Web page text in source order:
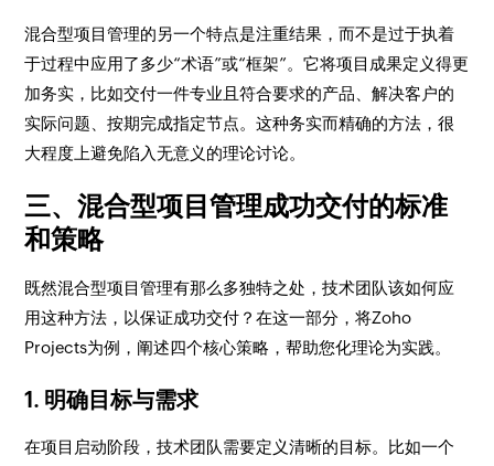
混合型项目管理的另一个特点是注重结果，而不是过于执着
于过程中应用了多少“术语”或“框架”。它将项目成果定义得更
加务实，比如交付一件专业且符合要求的产品、解决客户的
实际问题、按期完成指定节点。这种务实而精确的方法，很
大程度上避免陷入无意义的理论讨论。
三、混合型项目管理成功交付的标准
和策略
既然混合型项目管理有那么多独特之处，技术团队该如何应
用这种方法，以保证成功交付？在这一部分，将Zoho
Projects为例，阐述四个核心策略，帮助您化理论为实践。
1. 明确目标与需求
在项目启动阶段，技术团队需要定义清晰的目标。比如一个